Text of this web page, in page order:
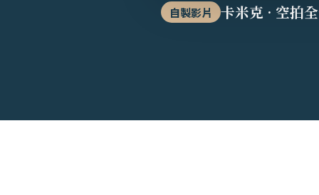
自製影片 卡米克 · 空拍